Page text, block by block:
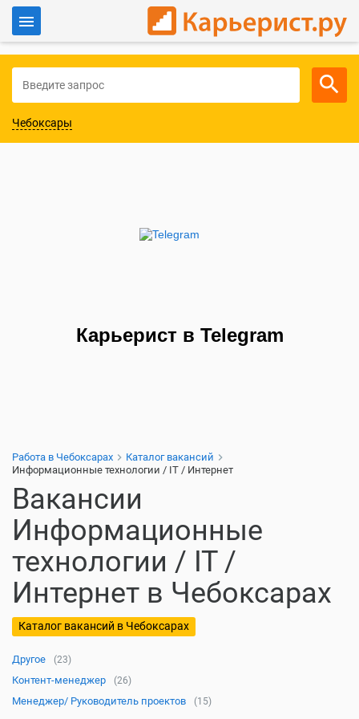
Для работодателей
Чебоксары
Карьерист в Telegram
Работа в Чебоксарах
Каталог вакансий
Информационные технологии / IT / Интернет
Вакансии
Информационные
технологии / IT /
Интернет в Чебоксарах
Каталог вакансий в Чебоксарах
Другое (23)
Контент-менеджер (26)
Менеджер/ Руководитель проектов (15)